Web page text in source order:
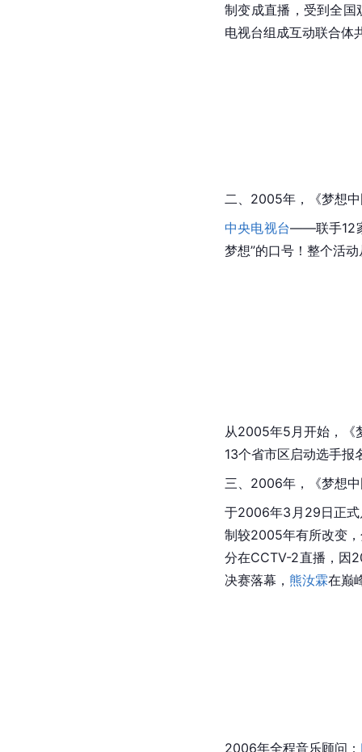
制变成直播，受到全
电视台组成互动联合体
二、2005年，《梦想
中央电视台——联手12
梦想”的口号！整个活
从2005年5月开始，《
13个省市区启动选手报
三、2006年，《梦想
于2006年3月29日正式
制较2005年有所改变
分在CCTV-2直播，因
决赛落幕， 熊汝霖在巅
2006年全程音乐顾问：